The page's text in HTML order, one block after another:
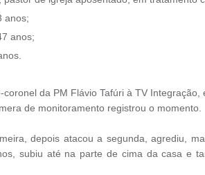
anos;
anos;
da PM Flávio Tafúri à TV
de monitoramento registrou o momento.
depois atacou a segunda, agrediu,
subiu até na parte de cima da casa e